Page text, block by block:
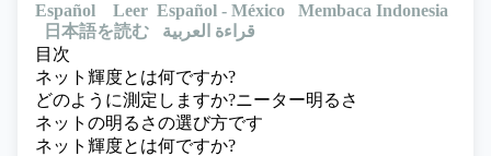
Español
Leer Español - México
Membaca Indonesia
日本語を読む
قراءة العربية
目次
ネット輝度とは何ですか?
どのように測定しますか?ニーター明るさ
ネットの明るさの選び方です
ネット輝度とは何ですか?